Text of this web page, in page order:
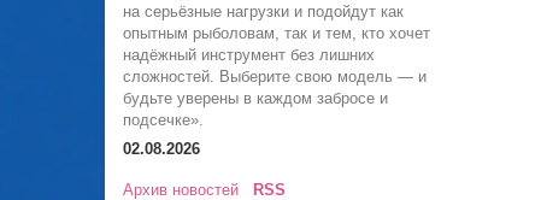
на серьёзные нагрузки и подойдут как
опытным рыболовам, так и тем, кто хочет
надёжный инструмент без лишних
сложностей. Выберите свою модель — и
будьте уверены в каждом забросе и
подсечке».
02.08.2026
Архив новостей RSS